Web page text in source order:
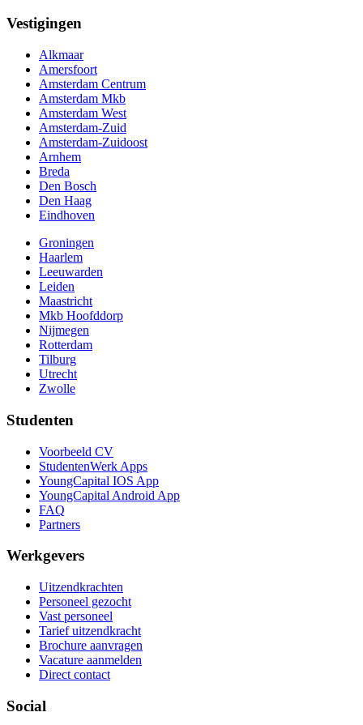
Vestigingen
Alkmaar
Amersfoort
Amsterdam Centrum
Amsterdam Mkb
Amsterdam West
Amsterdam-Zuid
Amsterdam-Zuidoost
Arnhem
Breda
Den Bosch
Den Haag
Eindhoven
Groningen
Haarlem
Leeuwarden
Leiden
Maastricht
Mkb Hoofddorp
Nijmegen
Rotterdam
Tilburg
Utrecht
Zwolle
Studenten
Voorbeeld CV
StudentenWerk Apps
YoungCapital IOS App
YoungCapital Android App
FAQ
Partners
Werkgevers
Uitzendkrachten
Personeel gezocht
Vast personeel
Tarief uitzendkracht
Brochure aanvragen
Vacature aanmelden
Direct contact
Social